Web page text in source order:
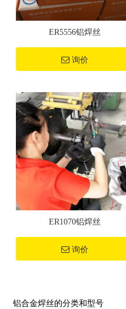
ER5556铝焊丝
询价
ER1070铝焊丝
询价
铝合金焊丝的分类和型号